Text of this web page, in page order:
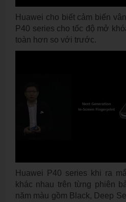
Huawei cho biết cảm biến
P40 series cho tốc độ mở
toàn hơn so với trước.
Huawei P40 series khi ra
khác nhau trên từng phiên
năm màu gồm Black, Deep